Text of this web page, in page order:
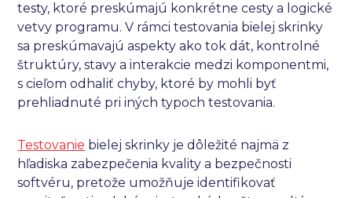
testy, ktoré preskúmajú konkrétne cesty a logické
vetvy programu. V rámci testovania bielej skrinky
sa preskúmavajú aspekty ako tok dát, kontrolné
štruktúry, stavy a interakcie medzi komponentmi,
s cieľom odhaliť chyby, ktoré by mohli byť
prehliadnuté pri iných typoch testovania.
Testovanie bielej skrinky je dôležité najmä z
hľadiska zabezpečenia kvality a bezpečnosti
softvéru, pretože umožňuje identifikovať